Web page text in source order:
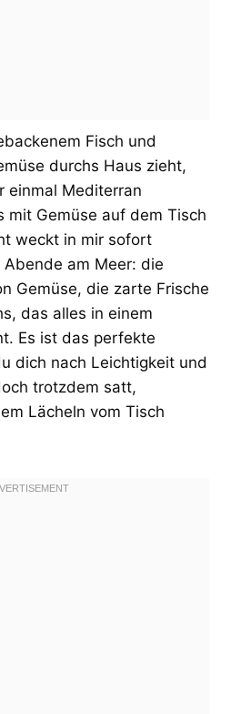
Fisch und
durchs Haus zieht,
einmal Mediterran
mit Gemüse auf dem Tisch
weckt in mir sofort
Abende am Meer: die
Gemüse, die zarte Frische
das alles in einem
Es ist das perfekte
dich nach Leichtigkeit und
trotzdem satt,
Lächeln vom Tisch